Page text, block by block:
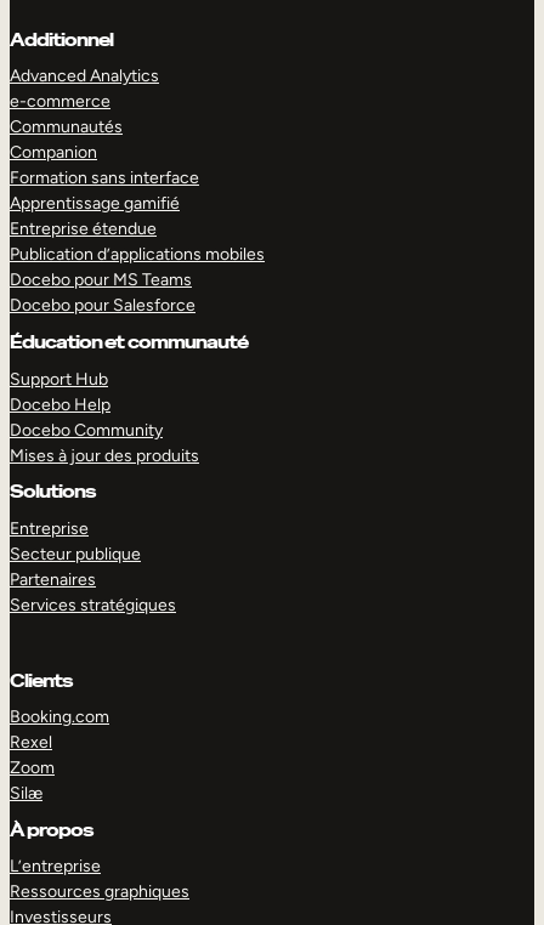
Additionnel
Advanced Analytics
e-commerce
Communautés
Companion
Formation sans interface
Apprentissage gamifié
Entreprise étendue
Publication d’applications mobiles
Docebo pour MS Teams
Docebo pour Salesforce
Éducation et communauté
Support Hub
Docebo Help
Docebo Community
Mises à jour des produits
Solutions
Entreprise
Secteur publique
Partenaires
Services stratégiques
Clients
Booking.com
Rexel
Zoom
Silæ
À propos
L’entreprise
Ressources graphiques
Investisseurs